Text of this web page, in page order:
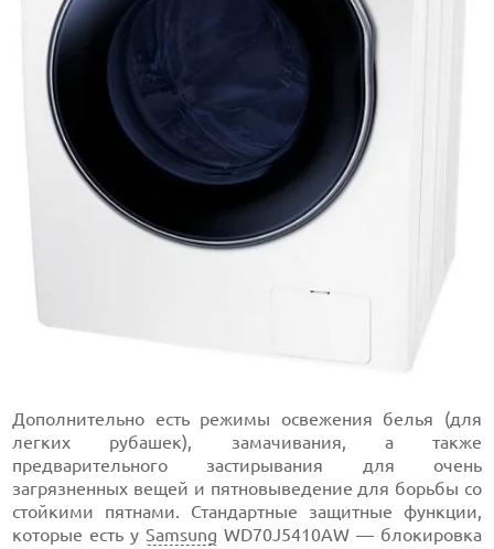
Дополнительно есть режимы освежения белья (для
легких рубашек), замачивания, а также
предварительного застирывания для очень
загрязненных вещей и пятновыведение для борьбы со
стойкими пятнами. Стандартные защитные функции,
которые есть у Samsung WD70J5410AW — блокировка